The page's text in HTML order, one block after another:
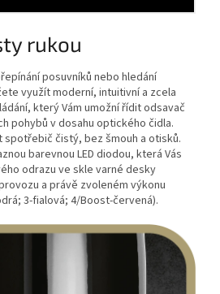
rukou
posuvníků nebo hledání
využít moderní, intuitivní a zcela
který Vám umožní řídit odsavač
pohybů v dosahu optického čidla.
spotřebič čistý, bez šmouh a otisků.
barevnou LED diodou, která Vás
odrazu ve skle varné desky
a právě zvoleném výkonu
3-fialová; 4/Boost-červená).